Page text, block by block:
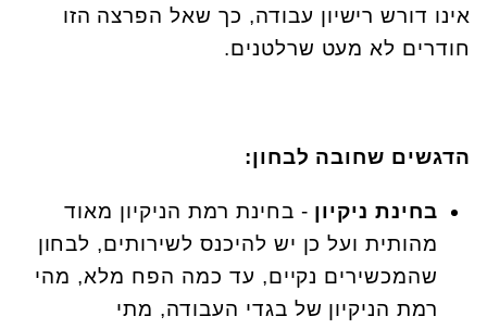
אינו דורש רישיון עבודה, כך שאל הפרצה הזו
חודרים לא מעט שרלטנים.
הדגשים שחובה לבחון:
בחינת ניקיון - בחינת רמת הניקיון מאוד
מהותית ועל כן יש להיכנס לשירותים, לבחון
שהמכשירים נקיים, עד כמה הפח מלא, מהי
רמת הניקיון של בגדי העבודה, מתי